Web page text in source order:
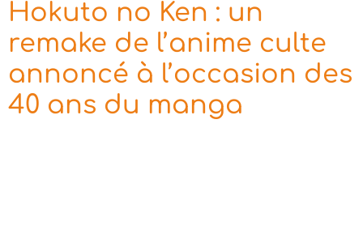
Hokuto no Ken : un
remake de l’anime culte
annoncé à l’occasion des
40 ans du manga